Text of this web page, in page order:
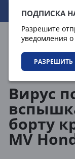
ПОДПИСКА
Разрешите
уведомления
РАЗРЕШИТЬ
09.08.2026
Вирус
борту
MV